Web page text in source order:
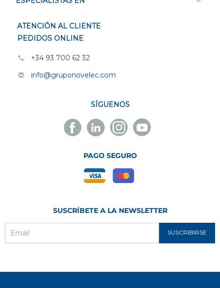
ATENCIÓN AL CLIENTE
PEDIDOS ONLINE
+34 93 700 62 32
info@gruponovelec.com
SÍGUENOS
Facebook
Novelec
Linkedin
Novelec
Instagram
Novelec
Youtube
Novelec
PAGO SEGURO
SUSCRÍBETE A LA NEWSLETTER
SUSCRIBIRSE